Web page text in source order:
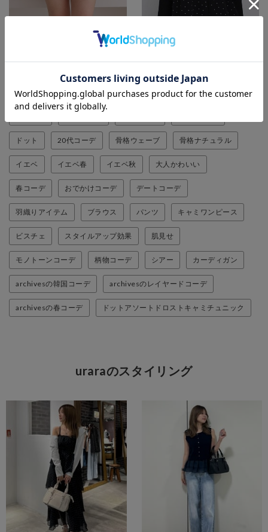
カラー：BLACK
(税抜)
カラー：BLACK
サイズ：M
¥ 5,500 (税抜)
ドット 20代コーデ 骨格ウェーブ 骨格ナチュラル
イエベ イエベ春 イエベ秋 大人かわいい
春コーデ おでかけコーデ デートコーデ
羽織りアイテム ブラウス パンツ キャミワンピース
ビスチェ スタイルアップ効果 肌見せ
モノトーンコーデ 柄物コーデ シアー カーディガン
archivesの韓国コーデ archivesのレイヤードコーデ
archivesの春コーデ ドットアソートドロストキャミチュニック
uraraのスタイリング